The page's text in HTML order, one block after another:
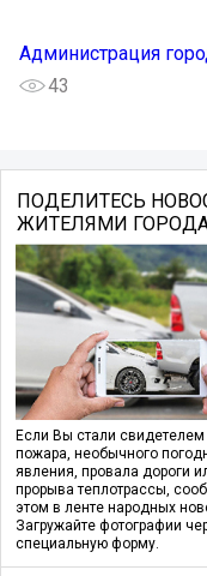
Администрация
43
ПОДЕЛИТЕСЬ
ЖИТЕЛЯМИ
Если Вы стали свидетелем
пожара, необычного
явления, провала дороги
прорыва теплотрассы,
этом в ленте народных
Загружайте фотографии
специальную форму.